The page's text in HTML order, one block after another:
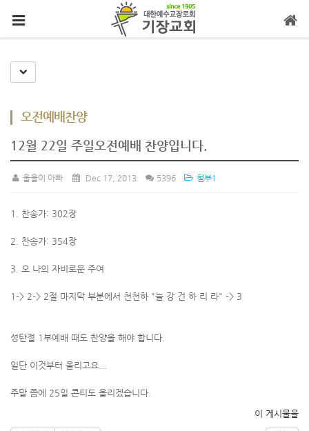
Toggle Dropdown
오전예배찬양
12월 22일 주일오전예배 찬양입니다.
울울이 아빠 Dec 17, 2013 5396 첨부1
1. 찬송가: 302장
2. 찬송가: 354장
3. 오 나의 자비로운 주여
1-> 2-> 2절 마지막 부분에서 천천하 "늘 강 건 하 리 라" -> 3
성탄절 1부예배 때도 찬양을 해야 합니다.
일단 이것부터 올리고요...
주말 쯤에 25일 콘티도 올리겠습니다.
이 게시물을